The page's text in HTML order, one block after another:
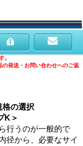
。
発送・お問い合わせへのご返
格の選択
K＞
行うのが一般的で
径から、必要なサイ